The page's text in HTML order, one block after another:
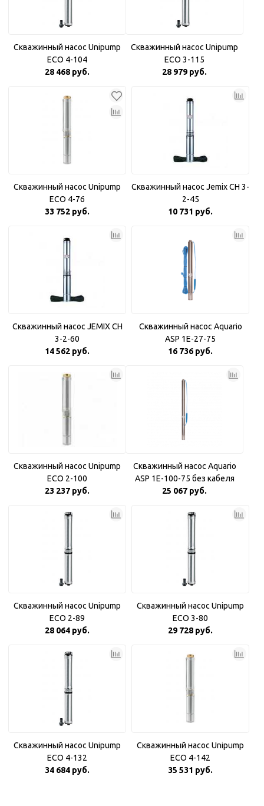
Скважинный насос Unipump
ECO 4-104
28 468 руб.
Скважинный насос Unipump
ECO 3-115
28 979 руб.
Скважинный насос Unipump
ECO 4-76
33 752 руб.
Скважинный насос Jemix CH 3-
2-45
10 731 руб.
Скважинный насос JEMIX CH
3-2-60
14 562 руб.
Скважинный насос Aquario
ASP 1E-27-75
16 736 руб.
Скважинный насос Unipump
ECO 2-100
23 237 руб.
Скважинный насос Aquario
ASP 1E-100-75 без кабеля
25 067 руб.
Скважинный насос Unipump
ECO 2-89
28 064 руб.
Скважинный насос Unipump
ECO 3-80
29 728 руб.
Скважинный насос Unipump
ECO 4-132
34 684 руб.
Скважинный насос Unipump
ECO 4-142
35 531 руб.